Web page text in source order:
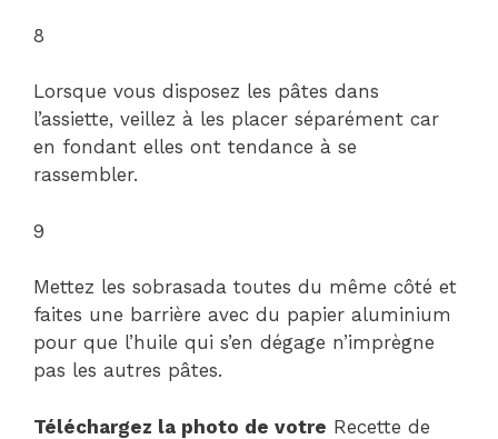
8
Lorsque vous disposez les pâtes dans
l’assiette, veillez à les placer séparément car
en fondant elles ont tendance à se
rassembler.
9
Mettez les sobrasada toutes du même côté et
faites une barrière avec du papier aluminium
pour que l’huile qui s’en dégage n’imprègne
pas les autres pâtes.
Téléchargez la photo de votre Recette de